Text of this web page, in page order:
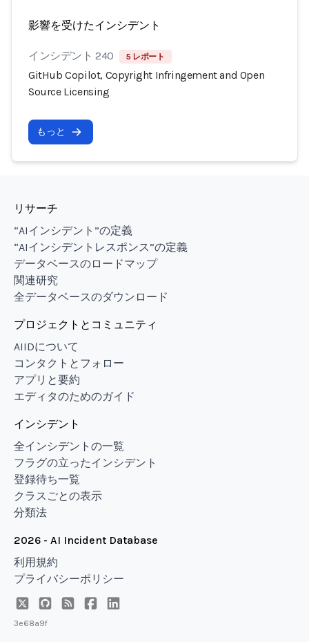
影響を受けたインシデント
インシデント 240 5 レポート
GitHub Copilot, Copyright Infringement and Open
Source Licensing
もっと
リサーチ
“AIインシデント”の定義
“AIインシデントレスポンス”の定義
データベースのロードマップ
関連研究
全データベースのダウンロード
プロジェクトとコミュニティ
AIIDについて
コンタクトとフォロー
アプリと要約
エディタのためのガイド
インシデント
全インシデントの一覧
フラグの立ったインシデント
登録待ち一覧
クラスごとの表示
分類法
2026 - AI Incident Database
利用規約
プライバシーポリシー
3e68a9f